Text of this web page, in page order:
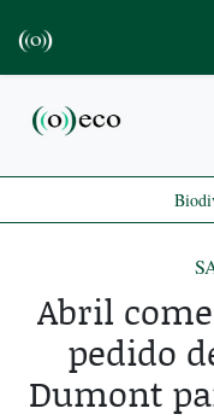
Abril
pedido
Dumont